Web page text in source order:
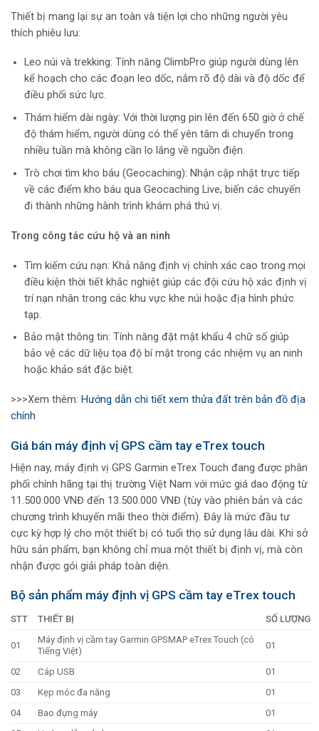
Thiết bị mang lại sự an toàn và tiện lợi cho những người yêu
thích phiêu lưu:
Leo núi và trekking: Tính năng ClimbPro giúp người dùng lên
kế hoạch cho các đoạn leo dốc, nắm rõ độ dài và độ dốc để
điều phối sức lực.
Thám hiểm dài ngày: Với thời lượng pin lên đến 650 giờ ở chế
độ thám hiểm, người dùng có thể yên tâm di chuyển trong
nhiều tuần mà không cần lo lắng về nguồn điện.
Trò chơi tìm kho báu (Geocaching): Nhận cập nhật trực tiếp
về các điểm kho báu qua Geocaching Live, biến các chuyến
đi thành những hành trình khám phá thú vị.
Trong công tác cứu hộ và an ninh
Tìm kiếm cứu nạn: Khả năng định vị chính xác cao trong mọi
điều kiện thời tiết khắc nghiệt giúp các đội cứu hộ xác định vị
trí nạn nhân trong các khu vực khe núi hoặc địa hình phức
tạp.
Bảo mật thông tin: Tính năng đặt mật khẩu 4 chữ số giúp
bảo vệ các dữ liệu tọa độ bí mật trong các nhiệm vụ an ninh
hoặc khảo sát đặc biệt.
>>>Xem thêm: Hướng dẫn chi tiết xem thửa đất trên bản đồ địa
chính
Giá bán máy định vị GPS cầm tay eTrex touch
Hiện nay, máy định vị GPS Garmin eTrex Touch đang được phân
phối chính hãng tại thị trường Việt Nam với mức giá dao động từ
11.500.000 VNĐ đến 13.500.000 VNĐ (tùy vào phiên bản và các
chương trình khuyến mãi theo thời điểm). Đây là mức đầu tư
cực kỳ hợp lý cho một thiết bị có tuổi thọ sử dụng lâu dài. Khi sở
hữu sản phẩm, bạn không chỉ mua một thiết bị định vị, mà còn
nhận được gói giải pháp toàn diện.
Bộ sản phẩm máy định vị GPS cầm tay eTrex touch
STT THIẾT BỊ SỐ LƯỢNG
01
Máy định vị cầm tay Garmin GPSMAP eTrex Touch (có
Tiếng Việt)
01
02 Cáp USB
01
03
Kẹp móc đa năng
01
04
Bao đựng máy
01